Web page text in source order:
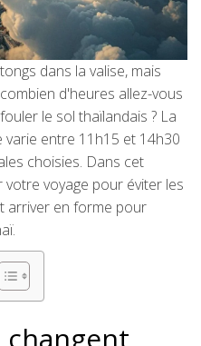
dans la valise, mais
d'heures allez-vous
le sol thaïlandais ? La
varie entre 11h15 et 14h30
choisies. Dans cet
voyage pour éviter les
arriver en forme pour
changent